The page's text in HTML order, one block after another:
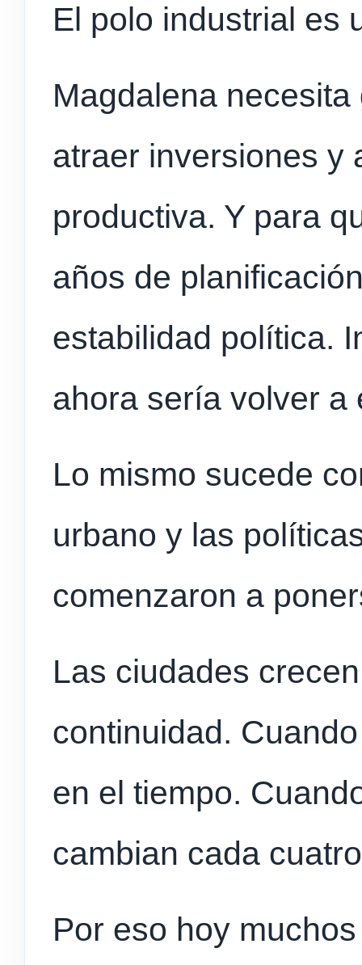
El polo industrial es
Magdalena
atraer inversiones y
productiva. Y para
años de
estabilidad política.
ahora sería volver a
Lo mismo sucede
urbano y las
comenzaron a
Las ciudades
continuidad.
en el tiempo.
cambian cada
Por eso hoy